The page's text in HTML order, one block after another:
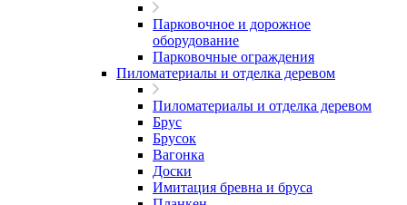
Парковочное и дорожное
оборудование
Парковочные ограждения
Пиломатериалы и отделка деревом
Пиломатериалы и отделка деревом
Брус
Брусок
Вагонка
Доски
Имитация бревна и бруса